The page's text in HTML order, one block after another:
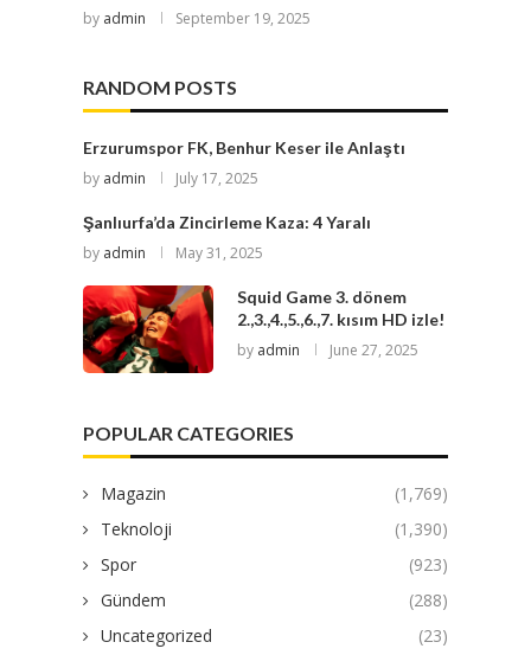
by admin September 19, 2025
RANDOM POSTS
Erzurumspor FK, Benhur Keser ile Anlaştı
by admin July 17, 2025
Şanlıurfa’da Zincirleme Kaza: 4 Yaralı
by admin May 31, 2025
Squid Game 3. dönem
2.,3.,4.,5.,6.,7. kısım HD izle!
by admin June 27, 2025
POPULAR CATEGORIES
Magazin
(1,769)
Teknoloji
(1,390)
Spor
(923)
Gündem
(288)
Uncategorized
(23)